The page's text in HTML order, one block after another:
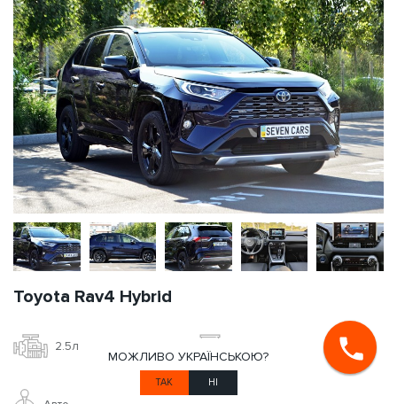
МОЖЛИВО УКРАЇНСЬКОЮ?
ТАК НІ
Toyota Rav4 Hybrid
2.5л Бензин